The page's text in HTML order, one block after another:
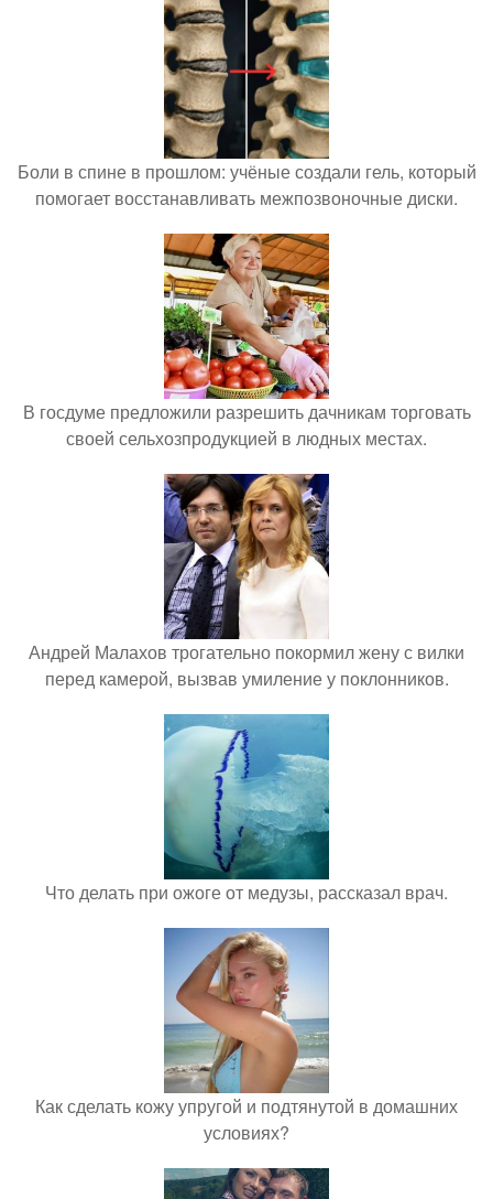
Боли в спине в прошлом: учёные создали гель, который
помогает восстанавливать межпозвоночные диски.
В госдуме предложили разрешить дачникам торговать
своей сельхозпродукцией в людных местах.
Андрей Малахов трогательно покормил жену с вилки
перед камерой, вызвав умиление у поклонников.
Что делать при ожоге от медузы, рассказал врач.
Как сделать кожу упругой и подтянутой в домашних
условиях?